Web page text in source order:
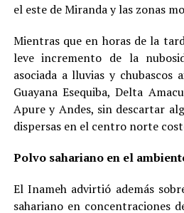
el este de Miranda y las zonas
Mientras que en horas de la
leve incremento de la
asociada a lluvias y chubascos
Guayana Esequiba, Delta
Apure y Andes, sin descartar
dispersas en el centro norte
Polvo sahariano en el
El Inameh advirtió además
sahariano en concentraciones